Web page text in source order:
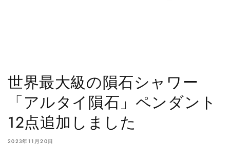
世界最大級の隕石シャワー
「アルタイ隕石」ペンダント
12点追加しました
2023年11月20日